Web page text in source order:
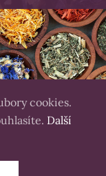
cookies.
Další